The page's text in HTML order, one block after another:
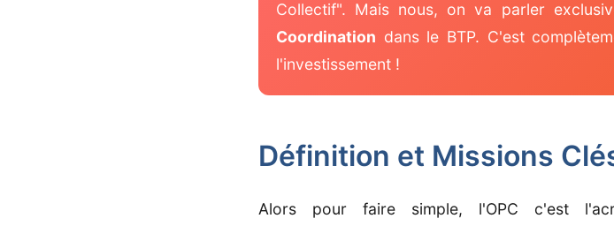
Collectif". Mais nous, on va parler
Coordination dans le BTP. C'est
l'investissement !
Définition et Missions
Alors pour faire simple, l'OPC c'est